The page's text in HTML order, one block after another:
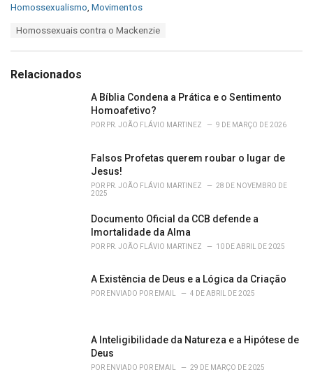
C
o
r
Homossexualismo Movimentos
:
Homossexuais contra o Mackenzie
Relacionados
A Bíblia Condena a Prática e o Sentimento
Homoafetivo?
POR PR. JOÃO FLÁVIO MARTINEZ 9 DE MARÇO DE 2026
Falsos Profetas querem roubar o lugar de
Jesus!
POR PR. JOÃO FLÁVIO MARTINEZ
28 DE NOVEMBRO DE
2025
Documento Oficial da CCB defende a
Imortalidade da Alma
POR PR. JOÃO FLÁVIO MARTINEZ 10 DE ABRIL DE 2025
A Existência de Deus e a Lógica da Criação
POR ENVIADO POR EMAIL 4 DE ABRIL DE 2025
A Inteligibilidade da Natureza e a Hipótese de
Deus
POR ENVIADO POR EMAIL 29 DE MARÇO DE 2025